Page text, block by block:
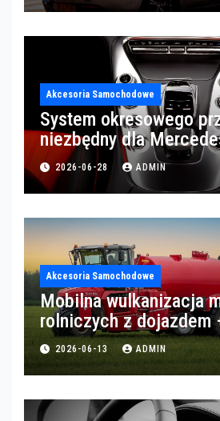
Akcesoria Samochodowe
System okresowego
niezbędny dla
Trucks w Poznaniu
2026-06-28 ADMIN
Akcesoria Samochodowe
Mobilna wulkanizacja
rolniczych z dojazdem
opon w okolicach
2026-06-13 ADMIN